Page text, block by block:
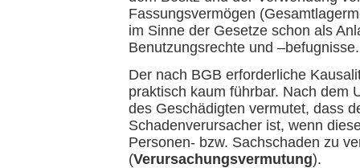
Fassungsvermögen
im Sinne der Gesetze schon als
Benutzungsrechte und –befugnisse.
Der nach BGB erforderliche
praktisch kaum führbar. Nach dem
des Geschädigten vermutet, dass
Schadenverursacher ist, wenn
Personen- bzw. Sachschaden zu
(Verursachungsvermutung).